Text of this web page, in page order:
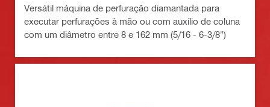
Versátil máquina de perfuração diamantada para
executar perfurações à mão ou com auxílio de coluna
com um diâmetro entre 8 e 162 mm (5/16 - 6-3/8")